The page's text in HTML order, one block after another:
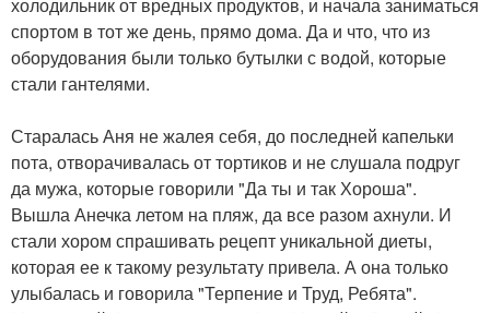
спортом в тот же день, прямо дома. Да и что, что из
оборудования были только бутылки с водой, которые
стали гантелями.
Старалась Аня не жалея себя, до последней капельки
пота, отворачивалась от тортиков и не слушала подруг
да мужа, которые говорили "Да ты и так Хороша".
Вышла Анечка летом на пляж, да все разом ахнули. И
стали хором спрашивать рецепт уникальной диеты,
которая ее к такому результату привела. А она только
улыбалась и говорила "Терпение и Труд, Ребята".